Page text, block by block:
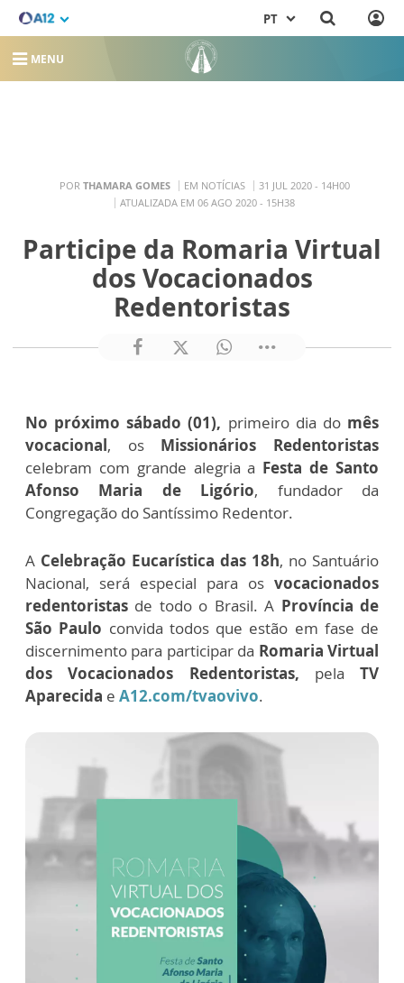
PT
MENU
POR THAMARA GOMES EM NOTÍCIAS
31 JUL 2020 - 14H00
ATUALIZADA EM 06 AGO 2020 - 15H38
Participe da Romaria Virtual
dos Vocacionados
Redentoristas
No próximo sábado (01), primeiro dia do mês
vocacional, os Missionários Redentoristas
celebram com grande alegria a Festa de Santo
Afonso Maria de Ligório, fundador da
Congregação do Santíssimo Redentor.
A Celebração Eucarística das 18h, no Santuário
Nacional, será especial para os vocacionados
redentoristas de todo o Brasil. A Província de
São Paulo convida todos que estão em fase de
discernimento para participar da Romaria Virtual
dos Vocacionados Redentoristas, pela TV
Aparecida e A12.com/tvaovivo.